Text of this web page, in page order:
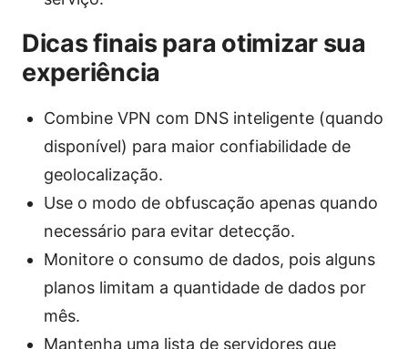
Dicas finais para otimizar sua
experiência
Combine VPN com DNS inteligente (quando
disponível) para maior confiabilidade de
geolocalização.
Use o modo de obfuscação apenas quando
necessário para evitar detecção.
Monitore o consumo de dados, pois alguns
planos limitam a quantidade de dados por
mês.
Mantenha uma lista de servidores que